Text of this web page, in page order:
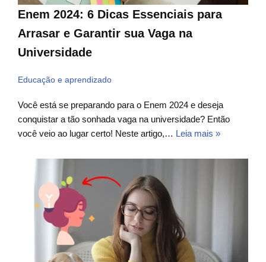
Enem 2024: 6 Dicas Essenciais para
Arrasar e Garantir sua Vaga na
Universidade
Educação e aprendizado
Você está se preparando para o Enem 2024 e deseja
conquistar a tão sonhada vaga na universidade? Então
você veio ao lugar certo! Neste artigo,… Leia mais »